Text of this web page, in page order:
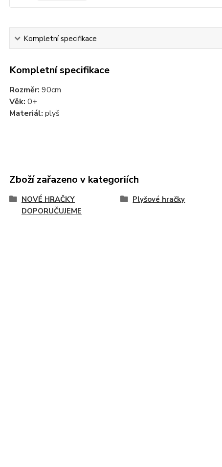
Kompletní specifikace
Kompletní specifikace
Rozměr: 90cm
Věk: 0+
Materiál: plyš
Zboží zařazeno v kategoriích
NOVÉ HRAČKY
DOPORUČUJEME
Plyšové hračky